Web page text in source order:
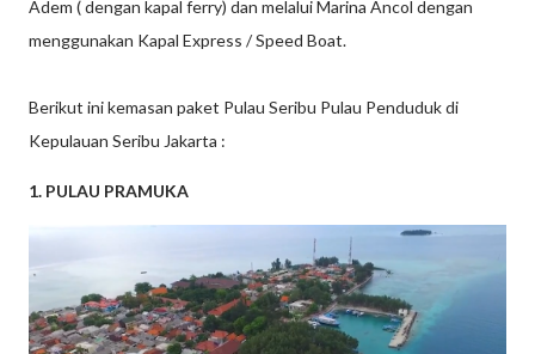
Adem ( dengan kapal ferry) dan melalui Marina Ancol dengan
menggunakan Kapal Express / Speed Boat.
Berikut ini kemasan paket Pulau Seribu Pulau Penduduk di
Kepulauan Seribu Jakarta :
1. PULAU PRAMUKA